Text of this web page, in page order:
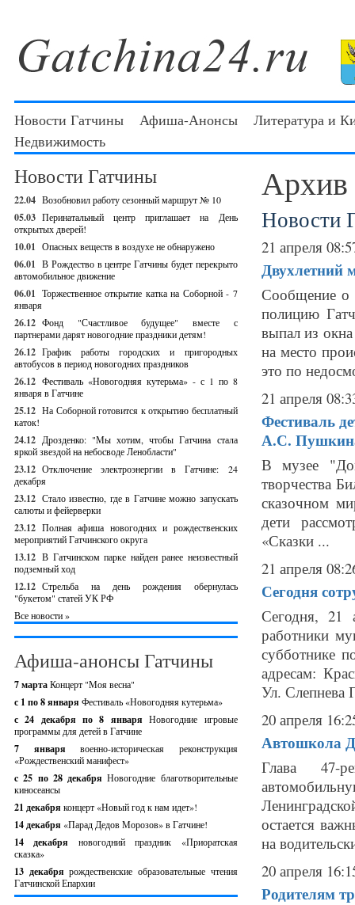
Новости Гатчины Афиша-Анонсы
Литература и
Недвижимость
Новости Гатчины
22.04 Возобновил работу сезонный маршрут № 10
05.03 Перинатальный центр приглашает на День
открытых дверей!
10.01 Опасных веществ в воздухе не обнаружено
06.01 В Рождество в центре Гатчины будет перекрыто
автомобильное движение
06.01 Торжественное открытие катка на Соборной - 7
января
26.12 Фонд "Счастливое будущее" вместе с
партнерами дарят новогодние праздники детям!
26.12 График работы городских и пригородных
автобусов в период новогодних праздников
26.12 Фестиваль «Новогодняя кутерьма» - с 1 по 8
января в Гатчине
25.12 На Соборной готовится к открытию бесплатный
каток!
24.12 Дрозденко: "Мы хотим, чтобы Гатчина стала
яркой звездой на небосводе Ленобласти"
23.12 Отключение электроэнергии в Гатчине: 24
декабря
23.12 Стало известно, где в Гатчине можно запускать
салюты и фейерверки
23.12 Полная афиша новогодних и рождественских
мероприятий Гатчинского округа
13.12 В Гатчинском парке найден ранее неизвестный
подземный ход
12.12 Стрельба на день рождения обернулась
"букетом" статей УК РФ
Все новости »
Афиша-анонсы Гатчины
7 мартаКонцерт "Моя весна"
с 1 по 8 января Фестиваль «Новогодняя кутерьма»
с 24 декабря по 8 январяНовогодние игровые
программы для детей в Гатчине
7 январявоенно-историческая реконструкция
«Рождественский манифест»
c 25 по 28 декабряНовогодние благотворительные
киносеансы
21 декабря концерт «Новый год к нам идет»!
14 декабря «Парад Дедов Морозов» в Гатчине!
14 декабря новогодний праздник «Приоратская
сказка»
13 декабрярождественские образовательные чтения
Гатчинской Епархии
Архив
Новости
21 апреля
Двухлетний
Сообщение о
полицию
выпал из
на место
это по
21 апреля
Фестиваль
А.С.
В музее
творчества
сказочном
дети
«Сказки ...
21 апреля
Сегодня
Сегодня, 21
работники
субботнике
адресам:
Ул. Слепнева
20 апреля
Автошкола
Глава 47-
остается
на
20 апреля
Родителям